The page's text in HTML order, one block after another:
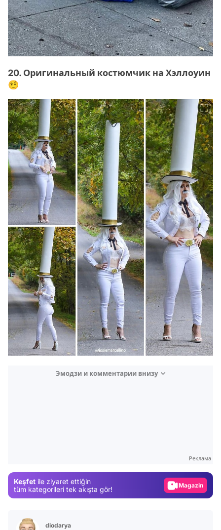
20. Оригинальный костюмчик на Хэллоуин
🤨
Эмодзи и комментарии внизу
Реклама
Keşfet ile ziyaret ettiğin
tüm kategorileri tek akışta gör!
Video
diodarya